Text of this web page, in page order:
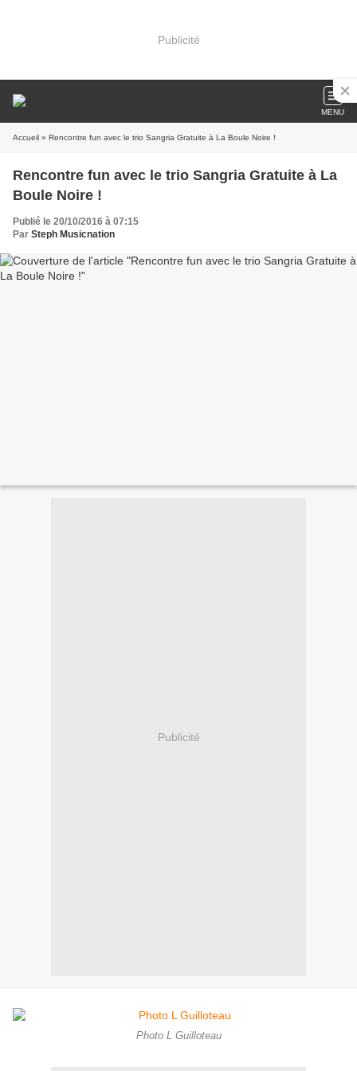
Publicité
MENU
Accueil » Rencontre fun avec le trio Sangria Gratuite à La Boule Noire !
Rencontre fun avec le trio Sangria Gratuite à La
Boule Noire !
Publié le 20/10/2016 à 07:15
Par Steph Musicnation
Publicité
Photo L Guilloteau